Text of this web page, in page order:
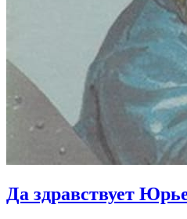
Да здравствует